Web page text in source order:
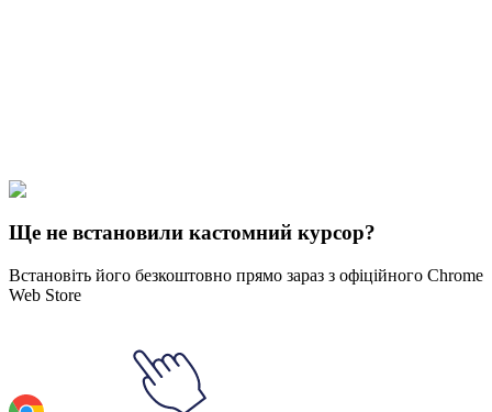
Південний парк
Ще не встановили кастомний курсор?
Встановіть його безкоштовно прямо зараз з офіційного Chrome
Web Store